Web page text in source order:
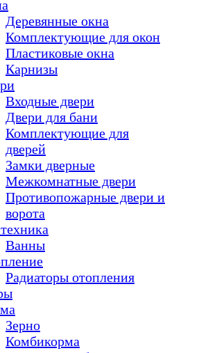
Деревянные окна
Комплектующие для окон
Пластиковые окна
Карнизы
Входные двери
Двери для бани
Комплектующие для
дверей
Замки дверные
Межкомнатные двери
Противопожарные двери и
ворота
Ванны
Радиаторы отопления
Зерно
Комбикорма